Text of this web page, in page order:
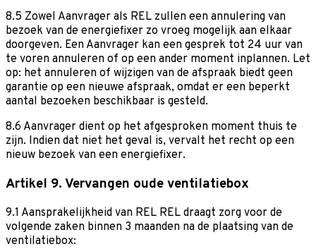
8.5 Zowel Aanvrager als REL zullen een annulering van
bezoek van de energiefixer zo vroeg mogelijk aan elkaar
doorgeven. Een Aanvrager kan een gesprek tot 24 uur van
te voren annuleren of op een ander moment inplannen. Let
op: het annuleren of wijzigen van de afspraak biedt geen
garantie op een nieuwe afspraak, omdat er een beperkt
aantal bezoeken beschikbaar is gesteld.
8.6 Aanvrager dient op het afgesproken moment thuis te
zijn. Indien dat niet het geval is, vervalt het recht op een
nieuw bezoek van een energiefixer.
Artikel 9. Vervangen oude ventilatiebox
9.1 Aansprakelijkheid van REL REL draagt zorg voor de
volgende zaken binnen 3 maanden na de plaatsing van de
ventilatiebox: